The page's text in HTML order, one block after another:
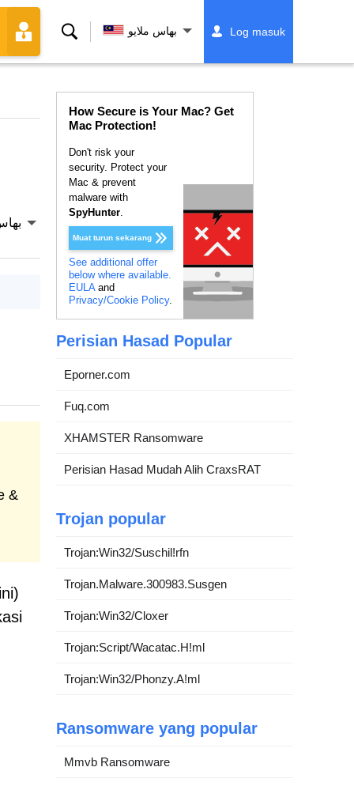
Cari بهاس ملايو Log masuk
&
How Secure is Your Mac? Get
Mac Protection!
Don't risk your
security. Protect your
Mac & prevent
malware with
SpyHunter.
Muat turun sekarang
See additional offer
below where available.
EULAand
Privacy/Cookie Policy.
Perisian Hasad Popular
Eporner.com
Fuq.com
XHAMSTER Ransomware
Perisian Hasad Mudah Alih CraxsRAT
Trojan popular
Trojan:Win32/Suschil!rfn
Trojan.Malware.300983.Susgen
Trojan:Win32/Cloxer
Trojan:Script/Wacatac.H!ml
Trojan:Win32/Phonzy.A!ml
Ransomware yang popular
Mmvb Ransomware